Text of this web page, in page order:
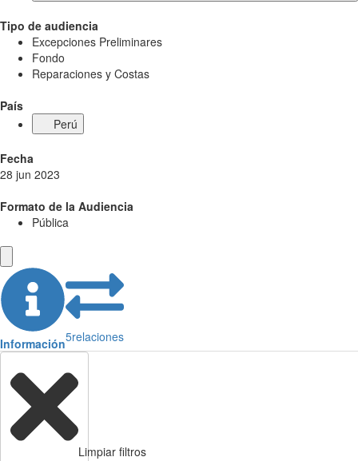
Tipo de audiencia
Excepciones Preliminares
Fondo
Reparaciones y Costas
País
Perú
Fecha
28 jun 2023
Formato de la Audiencia
Pública
Información5relaciones
Limpiar filtros